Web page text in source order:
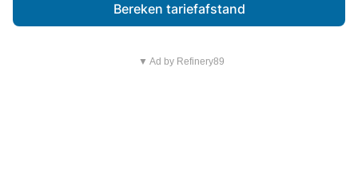
Bereken tariefafstand
▼ Ad by Refinery89